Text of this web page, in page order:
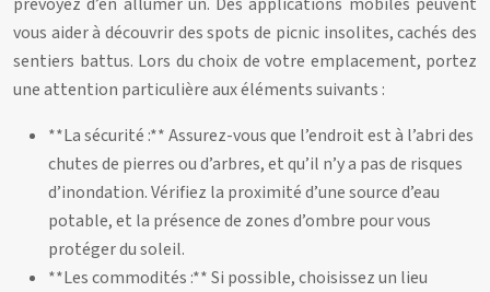
vous aider à découvrir des spots de picnic insolites, cachés des
sentiers battus. Lors du choix de votre emplacement, portez
une attention particulière aux éléments suivants :
**La sécurité :** Assurez-vous que l’endroit est à l’abri des
chutes de pierres ou d’arbres, et qu’il n’y a pas de risques
d’inondation. Vérifiez la proximité d’une source d’eau
potable, et la présence de zones d’ombre pour vous
protéger du soleil.
**Les commodités :** Si possible, choisissez un lieu